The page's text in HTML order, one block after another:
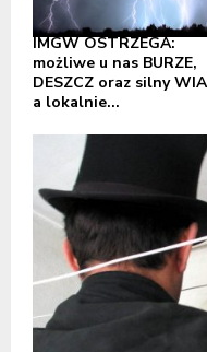
IMGW OSTRZEGA:
możliwe u nas BURZE,
DESZCZ oraz silny
a lokalnie...